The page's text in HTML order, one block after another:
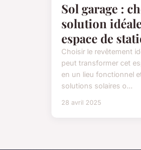
Sol garage :
solution
espace de
Choisir le revêtement
peut transformer cet
en un lieu fonctionnel
solutions solaires o...
28 avril 2025